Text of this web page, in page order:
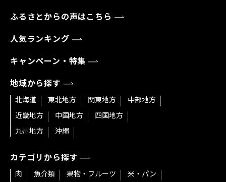
ふるさとからの声はこちら
人気ランキング
キャンペーン・特集
地域から探す
北海道 東北地方 関東地方
中部地方
近畿地方
中国地方
四国地方
九州地方
沖縄
カテゴリから探す
肉 魚介類 果物・フルーツ
米・パン